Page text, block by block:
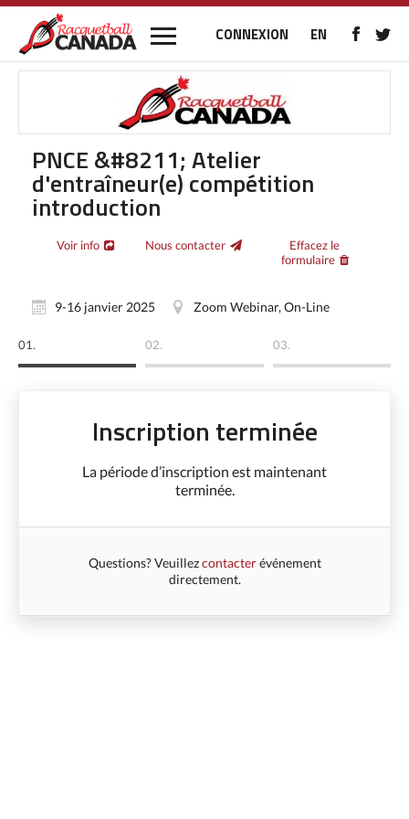
CONNEXION EN
PNCE &#8211; Atelier
d'entraîneur(e) compétition
introduction
Voir info Nous contacter
Effacez le
formulaire
9-16 janvier 2025 Zoom Webinar, On-Line
01. 02. 03.
Inscription terminée
La période d’inscription est maintenant
terminée.
Questions? Veuillezcontacterévénement
directement.